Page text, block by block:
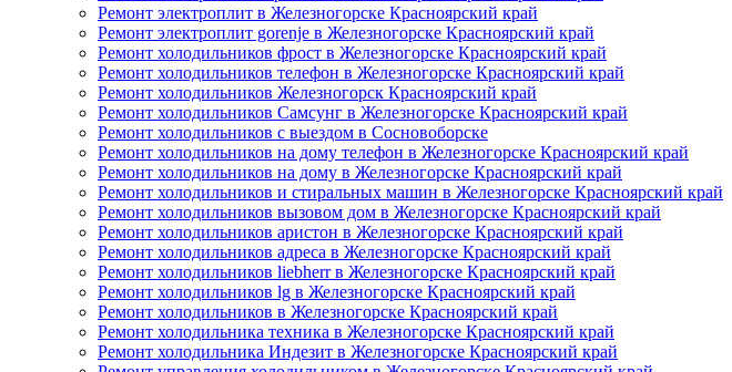
Ремонт электроплит в Железногорске Красноярский край
Ремонт электроплит gorenje в Железногорске Красноярский край
Ремонт холодильников фрост в Железногорске Красноярский край
Ремонт холодильников телефон в Железногорске Красноярский край
Ремонт холодильников Железногорск Красноярский край
Ремонт холодильников Самсунг в Железногорске Красноярский край
Ремонт холодильников с выездом в Сосновоборске
Ремонт холодильников на дому телефон в Железногорске Красноярский край
Ремонт холодильников на дому в Железногорске Красноярский край
Ремонт холодильников и стиральных машин в Железногорске Красноярский край
Ремонт холодильников вызовом дом в Железногорске Красноярский край
Ремонт холодильников аристон в Железногорске Красноярский край
Ремонт холодильников адреса в Железногорске Красноярский край
Ремонт холодильников liebherr в Железногорске Красноярский край
Ремонт холодильников lg в Железногорске Красноярский край
Ремонт холодильников в Железногорске Красноярский край
Ремонт холодильника техника в Железногорске Красноярский край
Ремонт холодильника Индезит в Железногорске Красноярский край